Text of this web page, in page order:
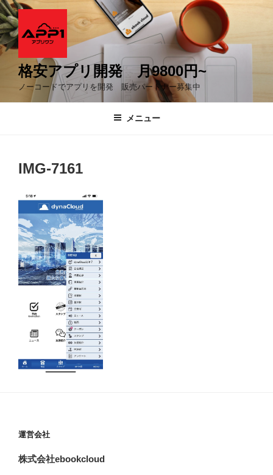
コ
ン
テ
ン
格安アプリ開発 月9800円~
ノーコードでアプリを開発 販売パートナー募集中
メニュー
IMG-7161
運営会社
株式会社ebookcloud